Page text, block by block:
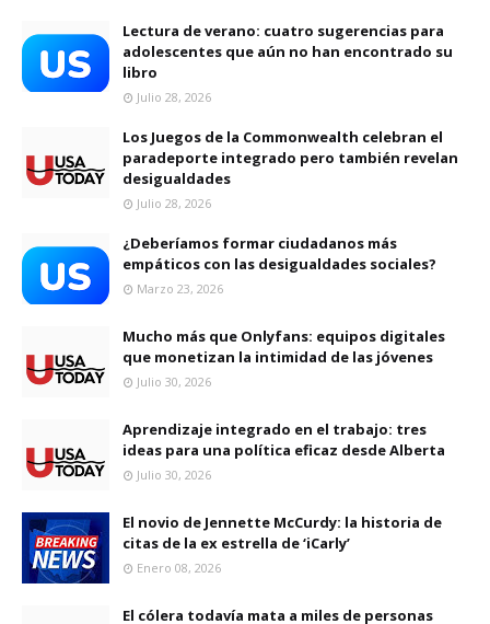
Lectura de verano: cuatro sugerencias para
adolescentes que aún no han encontrado su
libro
Julio 28, 2026
Los Juegos de la Commonwealth celebran el
paradeporte integrado pero también revelan
desigualdades
Julio 28, 2026
¿Deberíamos formar ciudadanos más
empáticos con las desigualdades sociales?
Marzo 23, 2026
Mucho más que Onlyfans: equipos digitales
que monetizan la intimidad de las jóvenes
Julio 30, 2026
Aprendizaje integrado en el trabajo: tres
ideas para una política eficaz desde Alberta
Julio 30, 2026
El novio de Jennette McCurdy: la historia de
citas de la ex estrella de ‘iCarly’
Enero 08, 2026
El cólera todavía mata a miles de personas